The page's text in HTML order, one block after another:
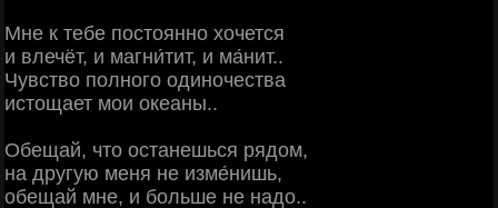
Мне к тебе постоянно хочется
и влечёт, и магни́тит, и ма́нит..
Чувство полного одиночества
истощает мои океаны..
Обещай, что останешься рядом,
на другую меня не изме́нишь,
обещай мне, и больше не надо..